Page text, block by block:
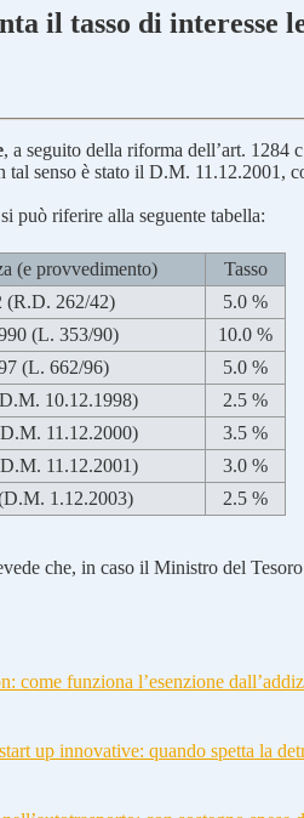
il tasso di interesse
, a seguito della riforma dell’art. 1284
senso è stato il D.M. 11.12.2001,
può riferire alla seguente tabella:
(e provvedimento)
Tasso
(R.D. 262/42)
5.0 %
(L. 353/90)
10.0 %
(L. 662/96)
5.0 %
10.12.1998)
2.5 %
11.12.2000)
3.5 %
11.12.2001)
3.0 %
1.12.2003)
2.5 %
che, in caso il Ministro del
come funziona l’esenzione
up innovative: quando spetta la